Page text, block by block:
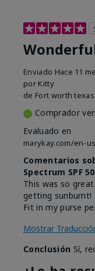
Enviado Hace 11
por Kitty
de Fort worth texas
Comprador
Evaluado en
marykay.com/en-
Comentarios
Spectrum SPF
This was so
getting sunburnt!
Fit in my purse
Mostrar
Conclusión Sí,